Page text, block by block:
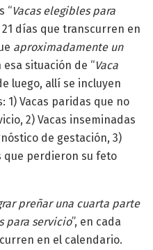
“Vacas elegibles para
días que transcurren en
aproximadamente un
situación de “Vaca
luego, allí se incluyen
1) Vacas paridas que no
2) Vacas inseminadas
de gestación, 3)
que perdieron su feto
preñar una cuarta parte
para servicio”, en cada
en el calendario.